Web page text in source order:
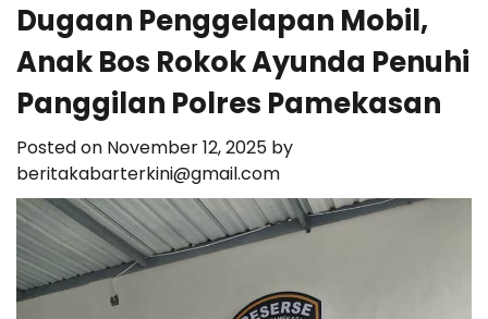
Dugaan Penggelapan Mobil,
Anak Bos Rokok Ayunda Penuhi
Panggilan Polres Pamekasan
Posted on November 12, 2025 by
beritakabarterkini@gmail.com